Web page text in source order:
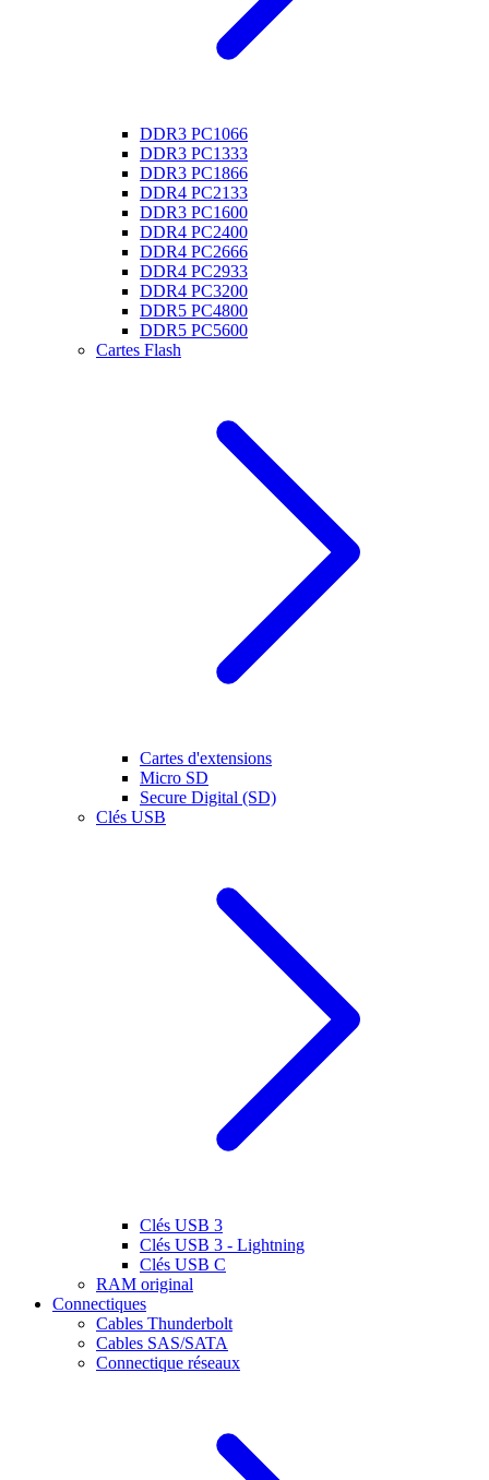
DDR3 PC1066
DDR3 PC1333
DDR3 PC1866
DDR4 PC2133
DDR3 PC1600
DDR4 PC2400
DDR4 PC2666
DDR4 PC2933
DDR4 PC3200
DDR5 PC4800
DDR5 PC5600
Cartes Flash
Cartes d'extensions
Micro SD
Secure Digital (SD)
Clés USB
Clés USB 3
Clés USB 3 - Lightning
Clés USB C
RAM original
Connectiques
Cables Thunderbolt
Cables SAS/SATA
Connectique réseaux